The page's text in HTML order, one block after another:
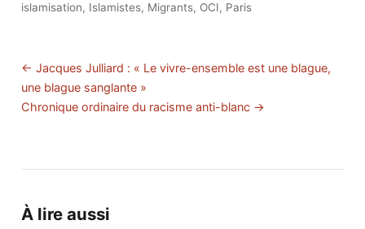
islamisation, Islamistes, Migrants, OCI, Paris
← Jacques Julliard : « Le vivre-ensemble est une blague,
une blague sanglante »
Chronique ordinaire du racisme anti-blanc →
À lire aussi